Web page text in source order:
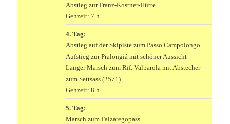
Abstieg zur Franz-Kostner-Hütte
Gehzeit: 7 h
4. Tag:
Abstieg auf der Skipiste zum Passo Campolongo
Aufstieg zur Pralongiá mit schöner Aussicht
Langer Marsch zum Rif. Valparola mit Abstecher
zum Settsass (2571)
Gehzeit: 8 h
5. Tag:
Marsch zum Falzaregopass